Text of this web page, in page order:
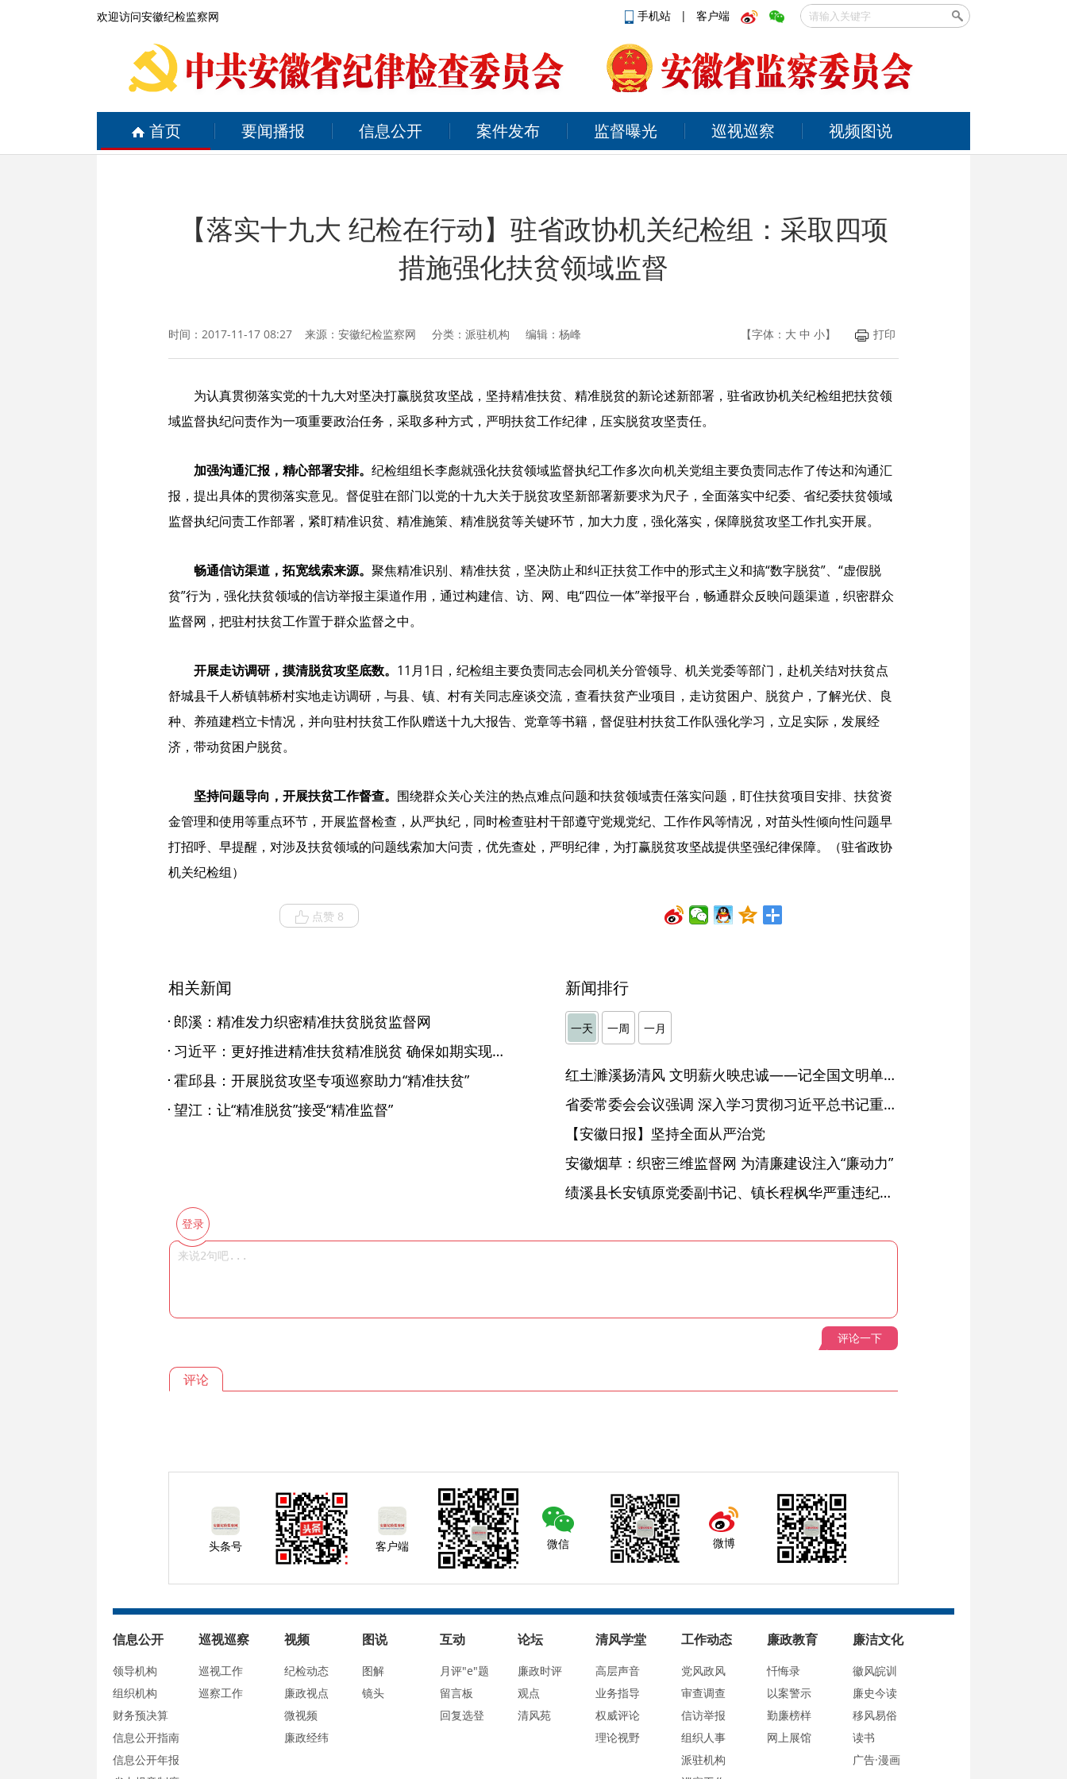
欢迎访问安徽纪检监察网 手机站 | 客户端
首页 要闻播报 信息公开 案件发布 监督曝光 巡视巡察 视频图说
【落实十九大 纪检在行动】驻省政协机关纪检组：采取四项
措施强化扶贫领域监督
时间：2017-11-17 08:27 来源： 安徽纪检监察网 分类：派驻机构 编辑：杨峰 【字体： 大 中 小】 打印
为认真贯彻落实党的十九大对坚决打赢脱贫攻坚战，坚持精准扶贫、精准脱贫的新论述新部署，驻省政协机关纪检组把扶贫领
域监督执纪问责作为一项重要政治任务，采取多种方式，严明扶贫工作纪律，压实脱贫攻坚责任。
加强沟通汇报，精心部署安排。 纪检组组长李彪就强化扶贫领域监督执纪工作多次向机关党组主要负责同志作了传达和沟通汇
报，提出具体的贯彻落实意见。督促驻在部门以党的十九大关于脱贫攻坚新部署新要求为尺子，全面落实中纪委、省纪委扶贫领域
监督执纪问责工作部署，紧盯精准识贫、精准施策、精准脱贫等关键环节，加大力度，强化落实，保障脱贫攻坚工作扎实开展。
畅通信访渠道，拓宽线索来源。 聚焦精准识别、精准扶贫，坚决防止和纠正扶贫工作中的形式主义和搞“数字脱贫”、“虚假脱
贫”行为，强化扶贫领域的信访举报主渠道作用，通过构建信、访、网、电“四位一体”举报平台，畅通群众反映问题渠道，织密群众
监督网，把驻村扶贫工作置于群众监督之中。
开展走访调研，摸清脱贫攻坚底数。 11月1日，纪检组主要负责同志会同机关分管领导、机关党委等部门，赴机关结对扶贫点
舒城县千人桥镇韩桥村实地走访调研，与县、镇、村有关同志座谈交流，查看扶贫产业项目，走访贫困户、脱贫户，了解光伏、良
种、养殖建档立卡情况，并向驻村扶贫工作队赠送十九大报告、党章等书籍，督促驻村扶贫工作队强化学习，立足实际，发展经
济，带动贫困户脱贫。
坚持问题导向，开展扶贫工作督查。 围绕群众关心关注的热点难点问题和扶贫领域责任落实问题，盯住扶贫项目安排、扶贫资
金管理和使用等重点环节，开展监督检查，从严执纪，同时检查驻村干部遵守党规党纪、工作作风等情况，对苗头性倾向性问题早
打招呼、早提醒，对涉及扶贫领域的问题线索加大问责，优先查处，严明纪律，为打赢脱贫攻坚战提供坚强纪律保障。（驻省政协
机关纪检组）
点赞 8
相关新闻
郎溪：精准发力织密精准扶贫脱贫监督网
习近平：更好推进精准扶贫精准脱贫 确保如期实现脱贫攻坚目标
霍邱县：开展脱贫攻坚专项巡察助力“精准扶贫”
望江：让“精准脱贫”接受“精准监督”
新闻排行
一天 一周 一月
红土濉溪扬清风 文明薪火映忠诚——记全国文明单位、安徽省濉溪县纪委监委
省委常委会会议强调 深入学习贯彻习近平总书记重要讲话精神 以高质量党建引领高质量发展 梁言顺主持并讲话
【安徽日报】坚持全面从严治党
安徽烟草：织密三维监督网 为清廉建设注入“廉动力”
绩溪县长安镇原党委副书记、镇长程枫华严重违纪违法被开除党籍和公职
登录
评论一下
评论
头条号 客户端 微信 微博
信息公开
领导机构
组织机构
财务预决算
信息公开指南
信息公开年报
巡视巡察
巡视工作
巡察工作
视频
纪检动态
廉政视点
微视频
廉政经纬
图说
图解
镜头
互动
月评"e"题
留言板
回复选登
论坛
廉政时评
观点
清风苑
清风学堂
高层声音
业务指导
权威评论
理论视野
工作动态
党风政风
审查调查
信访举报
组织人事
派驻机构
廉政教育
忏悔录
以案警示
勤廉榜样
网上展馆
廉洁文化
徽风皖训
廉史今读
移风易俗
读书
广告·漫画